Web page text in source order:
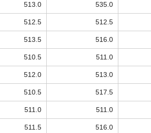
513.0 535.0
512.5 512.5
513.5 516.0
510.5 511.0
512.0 513.0
510.5 517.5
511.0 511.0
511.5 516.0